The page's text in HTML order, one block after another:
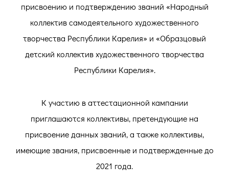
присвоению и подтверждению званий «Народный
коллектив самодеятельного художественного
творчества Республики Карелия» и «Образцовый
детский коллектив художественного творчества
Республики Карелия».
К участию в аттестационной кампании
приглашаются коллективы, претендующие на
присвоение данных званий, а также коллективы,
имеющие звания, присвоенные и подтвержденные до
2021 года.